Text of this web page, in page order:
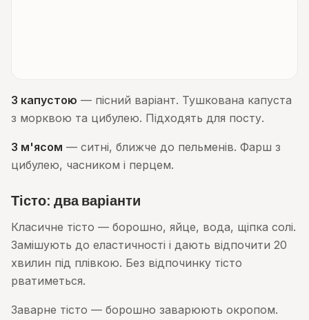
З капустою — пісний варіант. Тушкована капуста
з морквою та цибулею. Підходять для посту.
З м'ясом — ситні, ближче до пельменів. Фарш з
цибулею, часником і перцем.
Тісто: два варіанти
Класичне тісто — борошно, яйце, вода, щіпка солі.
Замішують до еластичності і дають відпочити 20
хвилин під плівкою. Без відпочинку тісто
рватиметься.
Заварне тісто — борошно заварюють окропом.